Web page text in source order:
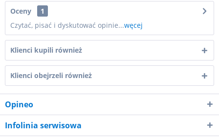
Oceny
1
Czytać, pisać i dyskutować opinie...węcej
Klienci kupili również
Klienci obejrzeli również
Opineo
Infolinia serwisowa